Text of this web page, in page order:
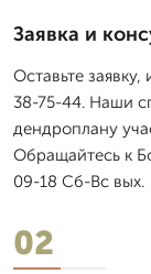
Заявка и
Оставьте
38-75-44. Наши
дендроплану
Обращайтесь к
09-18 Сб-Вс вых.
02